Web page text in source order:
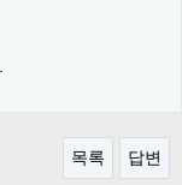
목록 답변